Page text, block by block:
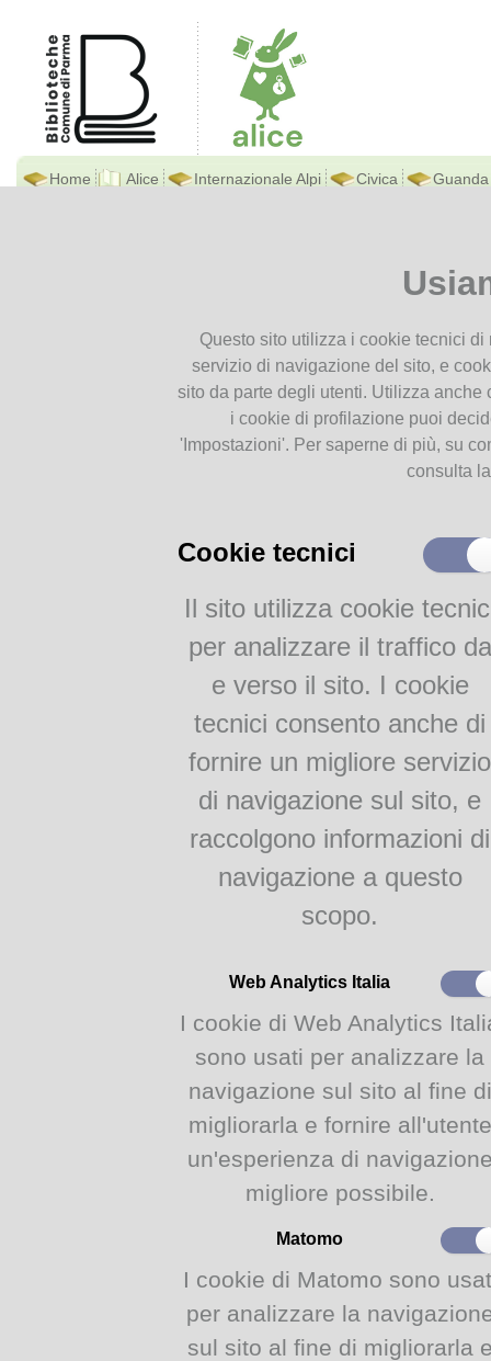
Home Alice Internazionale Alpi Civica Guanda
14
Dic
SABATO
a
BUON
La Biblioteca Alice
alla nostra festa di
E, alle 16.30, tutti
Le letture sono a cura di
Storie. Racconti con
Questo sito utilizza i cookie tecnici
servizio di navigazione del sito, e
sito da parte degli utenti. Utilizza
i cookie di profilazione puoi
'Impostazioni'. Per saperne di più, su
consulta
Cookie tecnici
Il sito utilizza cookie
per analizzare il traffico da
e verso il sito. I cookie
tecnici consento anche di
fornire un migliore servizio
di navigazione sul sito, e
raccolgono informazioni di
navigazione a questo
scopo.
Web Analytics Italia
I cookie di Web Analytics
sono usati per analizzare la
navigazione sul sito al fine di
migliorarla e fornire all'utente
un'esperienza di
migliore possibile.
Matomo
I cookie di Matomo sono
per analizzare la
sul sito al fine di migliorarla